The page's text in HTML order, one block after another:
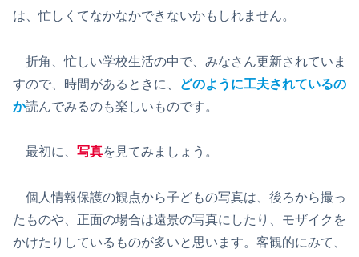
は、忙しくてなかなかできないかもしれません。
折角、忙しい学校生活の中で、みなさん更新されていま
すので、時間があるときに、
どのように工夫されているの
か読んでみるのも楽しいものです。
最初に、 写真を見てみましょう。
個人情報保護の観点から子どもの写真は、後ろから撮っ
たものや、正面の場合は遠景の写真にしたり、モザイクを
かけたりしているものが多いと思います。客観的にみて、